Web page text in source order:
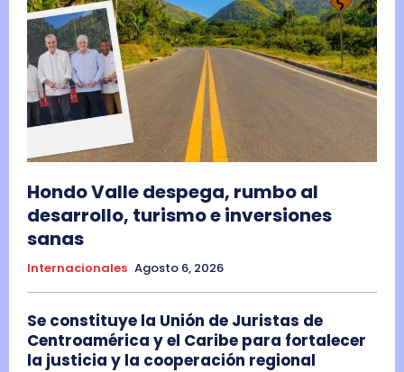
Hondo Valle despega, rumbo al
desarrollo, turismo e inversiones
sanas
Internacionales Agosto 6, 2026
Se constituye la Unión de Juristas de
Centroamérica y el Caribe para fortalecer
la justicia y la cooperación regional